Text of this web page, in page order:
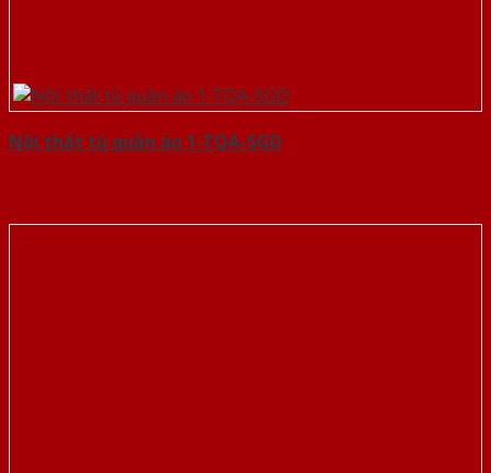
Nội thất tủ quần áo 1-TQA-SGD